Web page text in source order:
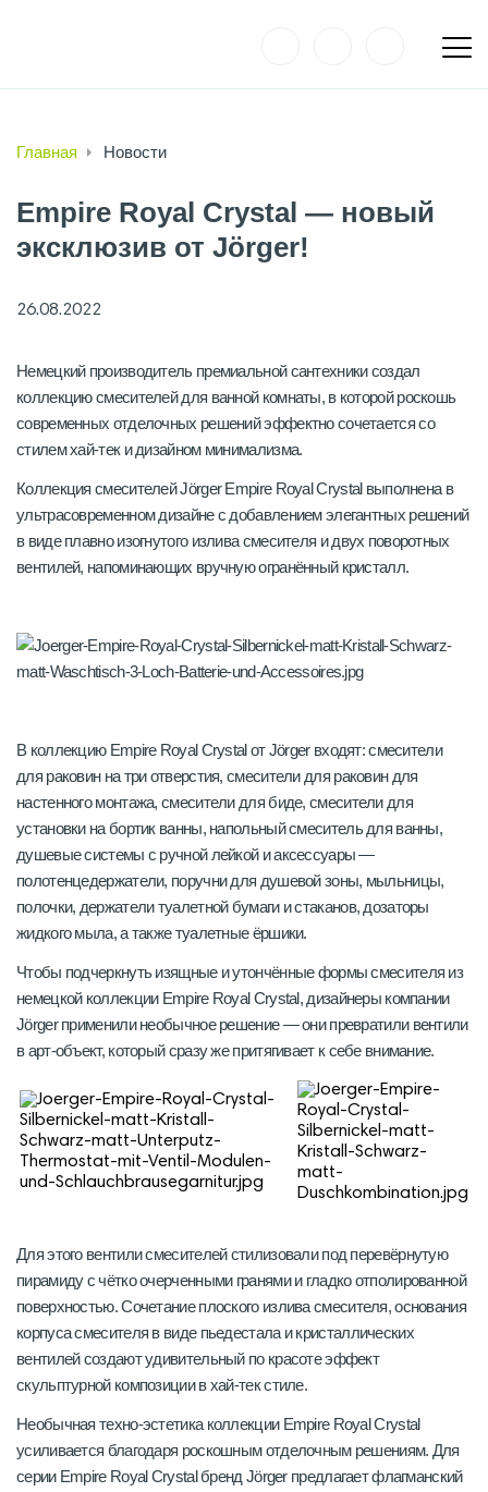
Главная Новости
Empire Royal Crystal — новый
эксклюзив от Jörger!
26.08.2022
Немецкий производитель премиальной сантехники создал
коллекцию смесителей для ванной комнаты, в которой роскошь
современных отделочных решений эффектно сочетается со
стилем хай-тек и дизайном минимализма.
Коллекция смесителей Jörger Empire Royal Crystal выполнена в
ультрасовременном дизайне с добавлением элегантных решений
в виде плавно изогнутого излива смесителя и двух поворотных
вентилей, напоминающих вручную огранённый кристалл.
В коллекцию Empire Royal Crystal от Jörger входят: смесители
для раковин на три отверстия, смесители для раковин для
настенного монтажа, смесители для биде, смесители для
установки на бортик ванны, напольный смеситель для ванны,
душевые системы с ручной лейкой и аксессуары —
полотенцедержатели, поручни для душевой зоны, мыльницы,
полочки, держатели туалетной бумаги и стаканов, дозаторы
жидкого мыла, а также туалетные ёршики.
Чтобы подчеркнуть изящные и утончённые формы смесителя из
немецкой коллекции Empire Royal Crystal, дизайнеры компании
Jörger применили необычное решение — они превратили вентили
в арт-объект, который сразу же притягивает к себе внимание.
Для этого вентили смесителей стилизовали под перевёрнутую
пирамиду с чётко очерченными гранями и гладко отполированной
поверхностью. Сочетание плоского излива смесителя, основания
корпуса смесителя в виде пьедестала и кристаллических
вентилей создают удивительный по красоте эффект
скульптурной композиции в хай-тек стиле.
Необычная техно-эстетика коллекции Empire Royal Crystal
усиливается благодаря роскошным отделочным решениям. Для
серии Empire Royal Crystal бренд Jörger предлагает флагманский